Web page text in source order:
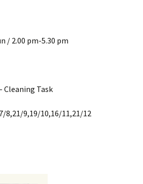
/ 2.00 pm-5.30 pm
Cleaning Task
8,21/9,19/10,16/11,21/12